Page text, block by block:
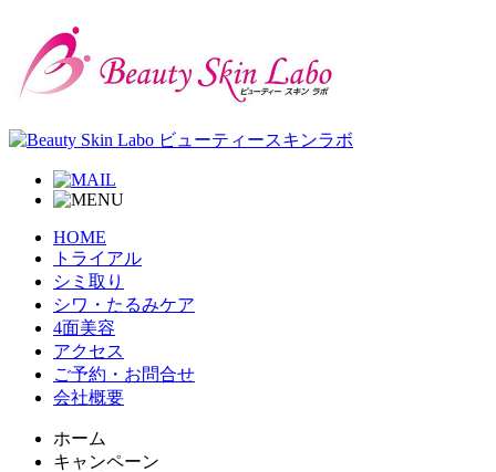
HOME
トライアル
シミ取り
シワ・たるみケア
4面美容
アクセス
ご予約・お問合せ
会社概要
ホーム
キャンペーン